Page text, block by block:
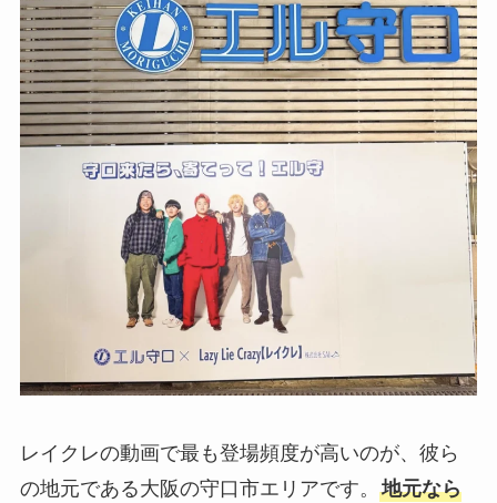
レイクレの動画で最も登場頻度が高いのが、彼ら
の地元である大阪の守口市エリアです。 地元なら